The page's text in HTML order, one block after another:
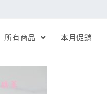
所有商品 本月促銷